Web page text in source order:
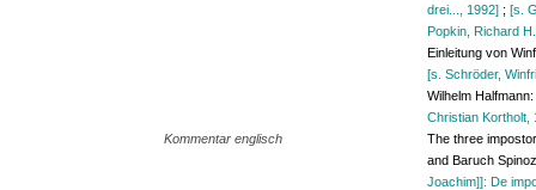
drei..., 1992] ;[s.
Popkin, Richard
Einleitung von
[s. Schröder,
Wilhelm
Christian Kortholt,
Kommentar englisch
The three
and Baruch
Joachim]]: De